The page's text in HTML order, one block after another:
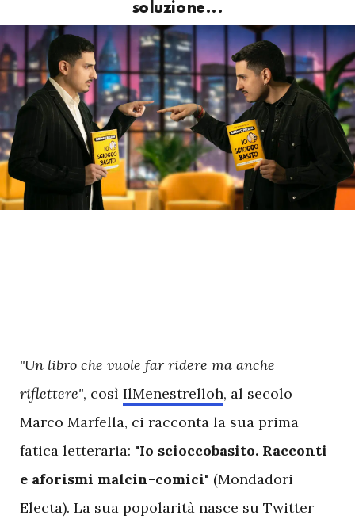
soluzione...
"Un libro che vuole far ridere ma anche
riflettere", così IlMenestrelloh, al secolo
Marco Marfella, ci racconta la sua prima
fatica letteraria: "Io scioccobasito. Racconti
e aforismi malcin-comici" (Mondadori
Electa). La sua popolarità nasce su Twitter